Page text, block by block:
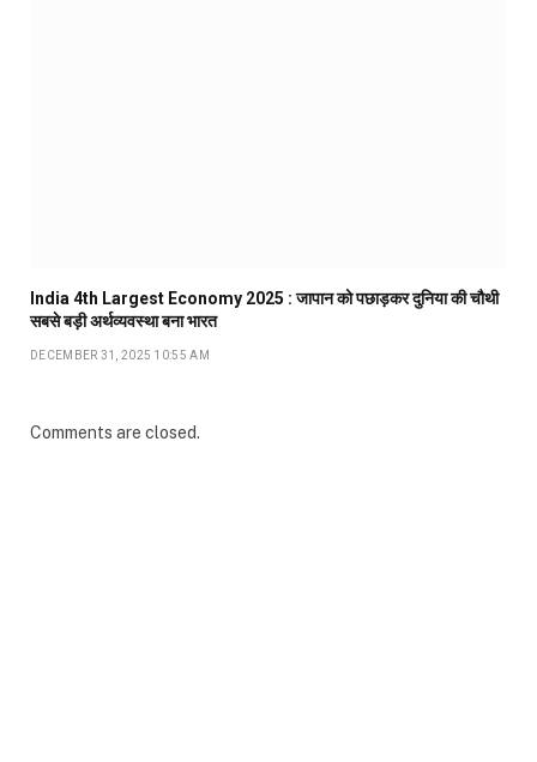
India 4th Largest Economy 2025 : जापान को पछाड़कर दुनिया की चौथी
सबसे बड़ी अर्थव्यवस्था बना भारत
DECEMBER 31, 2025 10:55 AM
Comments are closed.